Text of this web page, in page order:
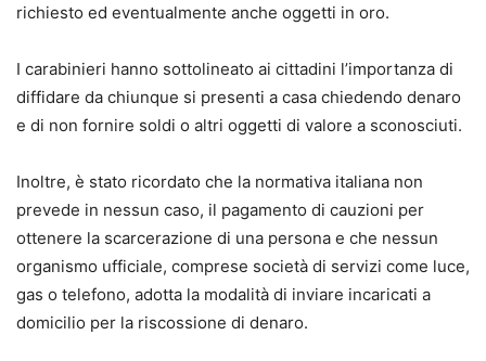
richiesto ed eventualmente anche oggetti in oro.
I carabinieri hanno sottolineato ai cittadini l’importanza di
diffidare da chiunque si presenti a casa chiedendo denaro
e di non fornire soldi o altri oggetti di valore a sconosciuti.
Inoltre, è stato ricordato che la normativa italiana non
prevede in nessun caso, il pagamento di cauzioni per
ottenere la scarcerazione di una persona e che nessun
organismo ufficiale, comprese società di servizi come luce,
gas o telefono, adotta la modalità di inviare incaricati a
domicilio per la riscossione di denaro.